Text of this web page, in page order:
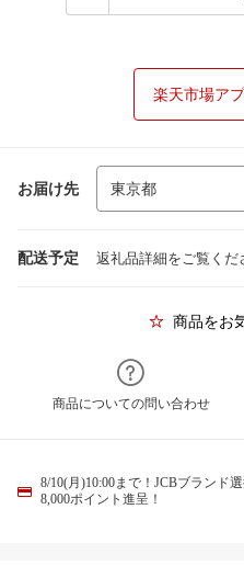
楽天市場ア
お届け先
配送予定 返礼品詳細をご覧くだ
商品をお
商品についての問い合わせ
8/10(月)10:00まで！JCBブランド
8,000ポイント進呈！